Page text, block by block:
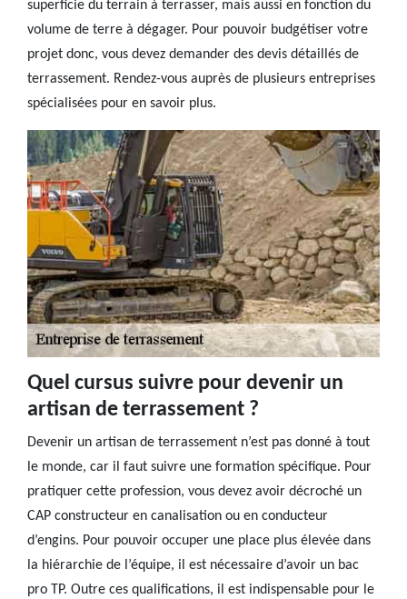
superficie du terrain à terrasser, mais aussi en fonction du
volume de terre à dégager. Pour pouvoir budgétiser votre
projet donc, vous devez demander des devis détaillés de
terrassement. Rendez-vous auprès de plusieurs entreprises
spécialisées pour en savoir plus.
Quel cursus suivre pour devenir un
artisan de terrassement ?
Devenir un artisan de terrassement n’est pas donné à tout
le monde, car il faut suivre une formation spécifique. Pour
pratiquer cette profession, vous devez avoir décroché un
CAP constructeur en canalisation ou en conducteur
d’engins. Pour pouvoir occuper une place plus élevée dans
la hiérarchie de l’équipe, il est nécessaire d’avoir un bac
pro TP. Outre ces qualifications, il est indispensable pour le